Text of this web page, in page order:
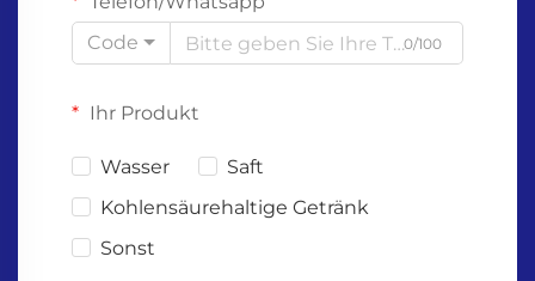
Code
0/100
Ihr Produkt
Wasser
Saft
Kohlensäurehaltige Getränk
Sonst